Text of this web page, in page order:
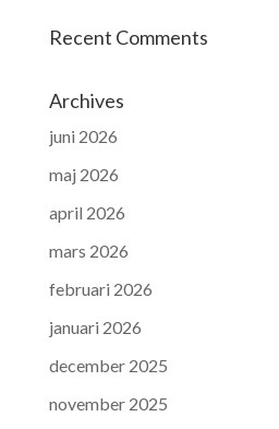
Recent Comments
Archives
juni 2026
maj 2026
april 2026
mars 2026
februari 2026
januari 2026
december 2025
november 2025